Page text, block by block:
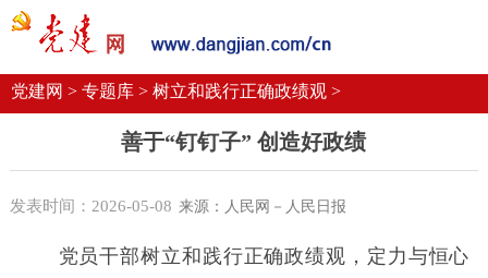
党建要闻
机关党建
校园党建 企业党建
党建网 > 专题库 > 树立和践行正确政绩观 >
善于“钉钉子” 创造好政绩
发表时间：2026-05-08 来源：人民网－人民日报
党员干部树立和践行正确政绩观，定力与恒心